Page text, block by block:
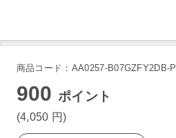
商品コード：AA0257-B07GZFY2DB-P
900ポイント
(4,050 円)